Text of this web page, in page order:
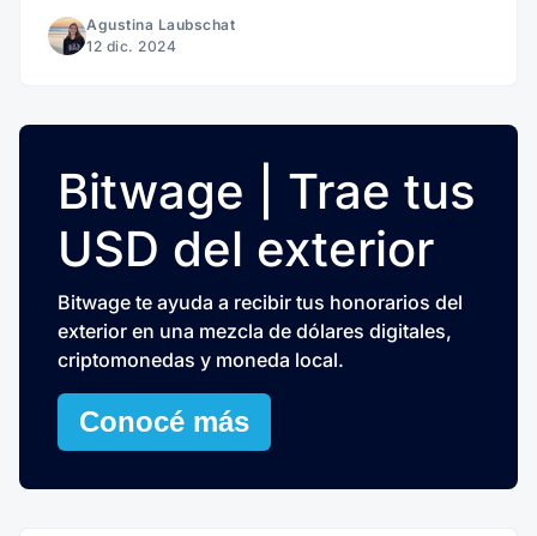
Agustina Laubschat
12 dic. 2024
Bitwage | Trae tus
USD del exterior
Bitwage te ayuda a recibir tus honorarios del
exterior en una mezcla de dólares digitales,
criptomonedas y moneda local.
Conocé más